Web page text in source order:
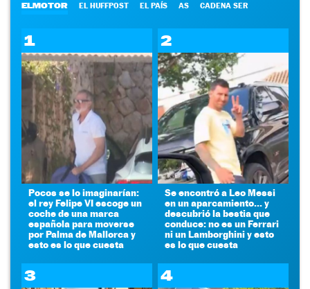
ELMOTOR EL HUFFPOST EL PAÍS AS CADENA SER
1
Pocos se lo imaginarían:
el rey Felipe VI escoge un
coche de una marca
española para moverse
por Palma de Mallorca y
esto es lo que cuesta
2
Se encontró a Leo Messi
en un aparcamiento... y
descubrió la bestia que
conduce: no es un Ferrari
ni un Lamborghini y esto
es lo que cuesta
3 4